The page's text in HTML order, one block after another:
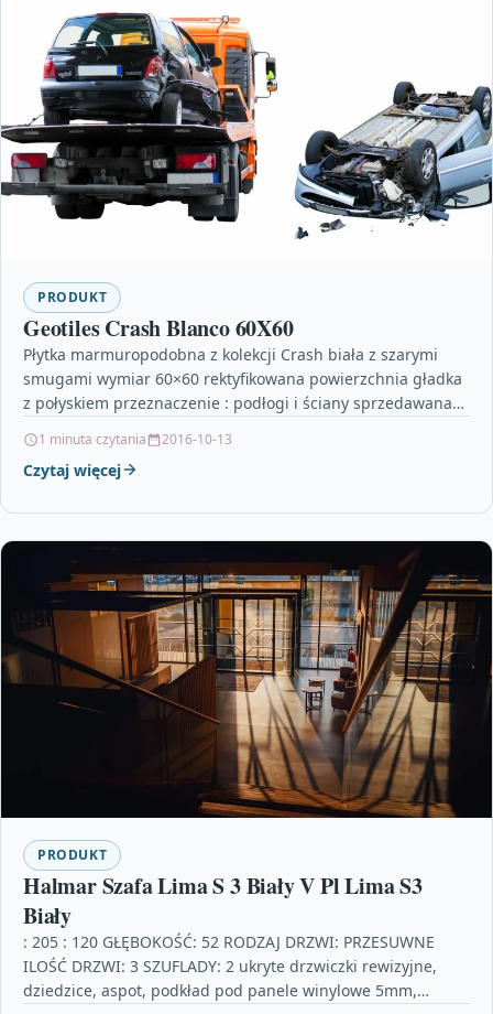
PRODUKT
Geotiles Crash Blanco 60X60
Płytka marmuropodobna z kolekcji Crash biała z szarymi
smugami wymiar 60×60 rektyfikowana powierzchnia gładka
z połyskiem przeznaczenie : podłogi i ściany sprzedawana
1 minuta czytania 2016-10-13
Czytaj więcej
PRODUKT
Halmar Szafa Lima S 3 Biały V Pl Lima S3
Biały
: 205 : 120 GŁĘBOKOŚĆ: 52 RODZAJ DRZWI: PRZESUWNE
ILOŚĆ DRZWI: 3 SZUFLADY: 2 ukryte drzwiczki rewizyjne,
dziedzice, aspot, podkład pod panele winylowe 5mm,…